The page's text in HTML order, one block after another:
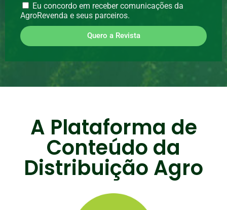
Eu concordo em receber comunicações da
AgroRevenda e seus parceiros.
Quero a Revista
A Plataforma de
Conteúdo da
Distribuição Agro